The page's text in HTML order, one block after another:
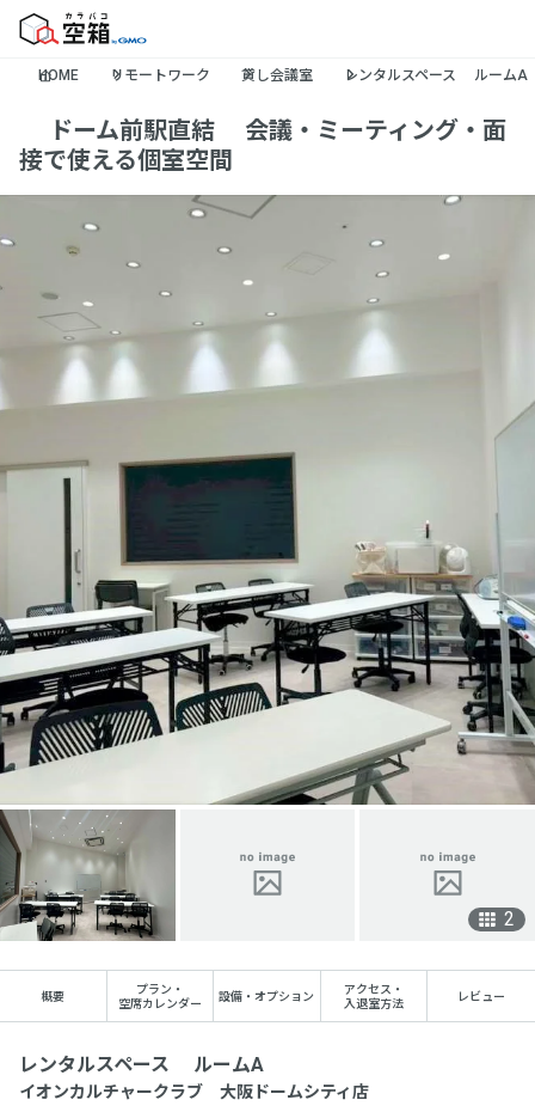
HOME リモートワーク 貸し会議室 レンタルスペース ルームA
✨ドーム前駅直結✨会議・ミーティング・面
接で使える個室空間
2
概要
プラン ・
空席カレンダー
設備・オプション
アクセス ・
入退室方法
レビュー
レンタルスペース ルームA
イオンカルチャークラブ 大阪ドームシティ店